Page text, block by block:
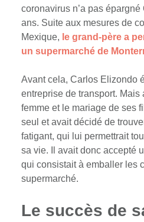
coronavirus n’a pas
ans. Suite aux mesures de
Mexique, le grand-père a
un supermarché de
Avant cela, Carlos Elizondo
entreprise de transport. Mais
femme et le mariage de ses
seul et avait décidé de
fatigant, qui lui permettrait
sa vie. Il avait donc accepté
qui consistait à emballer les
supermarché.
Le succès de